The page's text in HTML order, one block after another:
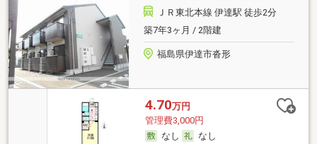
ＪＲ東北本線 伊達駅 徒歩2分
築7年3ヶ月 / 2階建
福島県伊達市沓形
4.70万円
管理費3,000円
なし
なし